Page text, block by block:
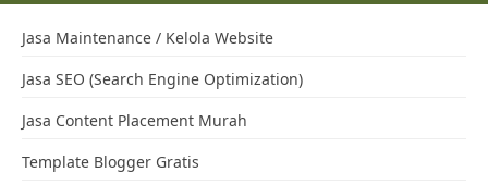
Jasa Maintenance / Kelola Website
Jasa SEO (Search Engine Optimization)
Jasa Content Placement Murah
Template Blogger Gratis